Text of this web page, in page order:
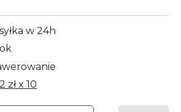
w 24h
złx 10